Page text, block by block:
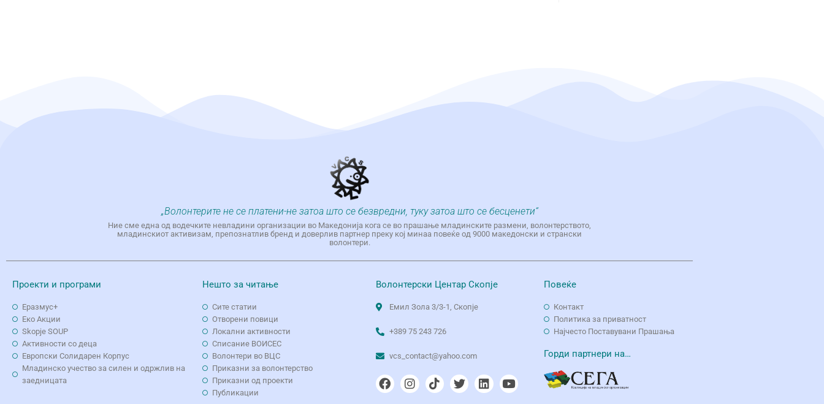
„Волонтерите не се платени-не затоа што се безвредни, туку затоа што се бесценети“
Ние сме една од водечките невладини организации во Македонија кога се во прашање младинските размени, волонтерството,
младинскиот активизам, препознатлив бренд и доверлив партнер преку кој минаа повеќе од 9000 македонски и странски
волонтери.
Проекти и програми
Еразмус+
Еко Aкции
Skopje SOUP
Активности со деца
Европски Солидарен Корпус
Младинско учество за силен и одржлив на
заедницата
Нешто за читање
Сите статии
Отворени повици
Локални активности
Списание ВОИСЕС
Волонтери во ВЦС
Приказни за волонтерство
Приказни од проекти
Публикации
Волонтерски Центар Скопје
Емил Зола 3/3-1, Скопје
+389 75 243 726
vcs_contact@yahoo.com
Повеќе
Контакт
Политика за приватност
Најчесто Поставувани Прашања
Горди партнери на…